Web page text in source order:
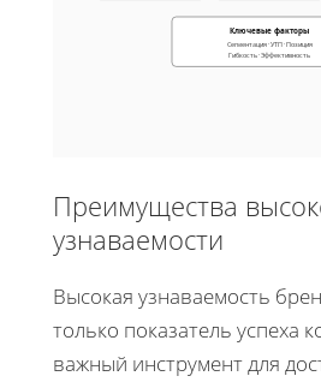
Ключевые факторы
Сегментация · УТП · Позиция
Гибкость · Эффективность
Преимущества
узнаваемости
Высокая узнаваемость
только показатель успеха
важный инструмент для